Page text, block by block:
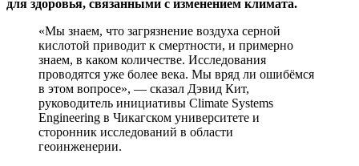
для здоровья, связанными с изменением климата.
«Мы знаем, что загрязнение воздуха серной
кислотой приводит к смертности, и примерно
знаем, в каком количестве. Исследования
проводятся уже более века. Мы вряд ли ошибёмся
в этом вопросе», — сказал Дэвид Кит,
руководитель инициативы Climate Systems
Engineering в Чикагском университете и
сторонник исследований в области
геоинженерии.